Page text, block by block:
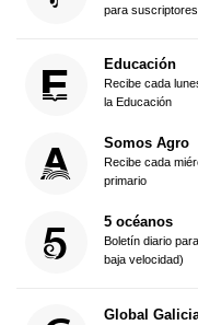
para suscriptores
Educación
Recibe cada
la Educación
Somos Agro
Recibe cada
primario
5 océanos
Boletín diario
baja velocidad)
Global